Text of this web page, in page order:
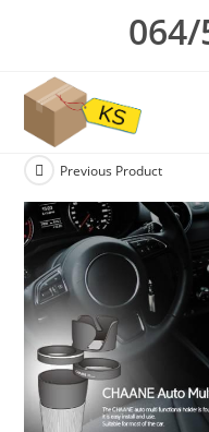
064/
Previous Product